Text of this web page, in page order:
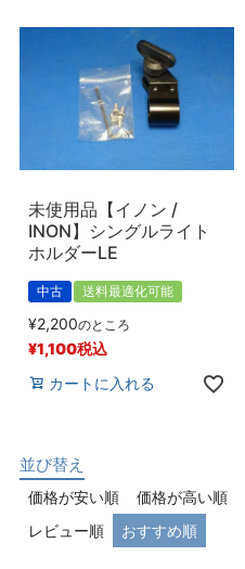
未使用品【イノン /
INON】シングルライト
ホルダーLE
中古 送料最適化可能
¥2,200のところ
¥1,100税込
カートに入れる
並び替え
価格が安い順 価格が高い順
レビュー順
おすすめ順